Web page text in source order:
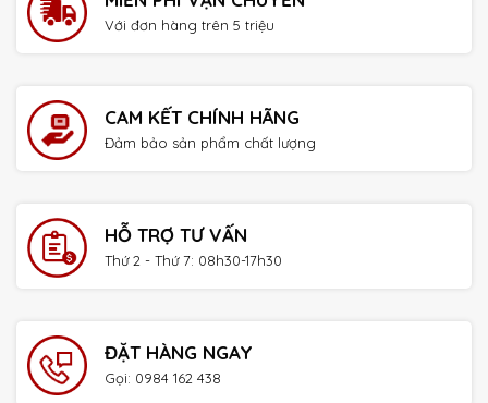
Với đơn hàng trên 5 triệu
CAM KẾT CHÍNH HÃNG
Đảm bảo sản phẩm chất lượng
HỖ TRỢ TƯ VẤN
Thứ 2 - Thứ 7: 08h30-17h30
ĐẶT HÀNG NGAY
Gọi: 0984 162 438